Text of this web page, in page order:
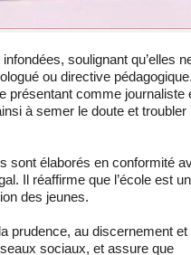
soulignant qu’elles
ou directive
présentant comme journaliste
à semer le doute et troubler
sont élaborés en conformité
Il réaffirme que l’école est
des jeunes.
prudence, au discernement et
sociaux, et assure que